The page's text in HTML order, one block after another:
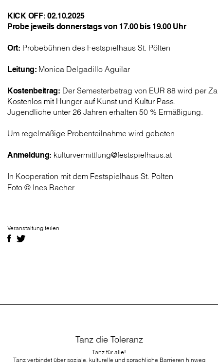
KICK OFF: 02.10.2025
Probe jeweils donnerstags von 17.00 bis 19.00 Uhr
Ort: Probebühnen des Festspielhaus St. Pölten
Leitung: Monica Delgadillo Aguilar
Kostenbeitrag: Der Semesterbetrag von EUR 88 wird per
Kostenlos mit Hunger auf Kunst und Kultur Pass.
Jugendliche unter 26 Jahren erhalten 50 % Ermäßigung.
Um regelmäßige Probenteilnahme wird gebeten.
Anmeldung: kulturvermittlung@festspielhaus.at
In Kooperation mit dem Festspielhaus St. Pölten
Foto © Ines Bacher
Veranstaltung teilen
Tanz die Toleranz
Tanz für alle!
Tanz verbindet über soziale, kulturelle und sprachliche Barrieren hinweg